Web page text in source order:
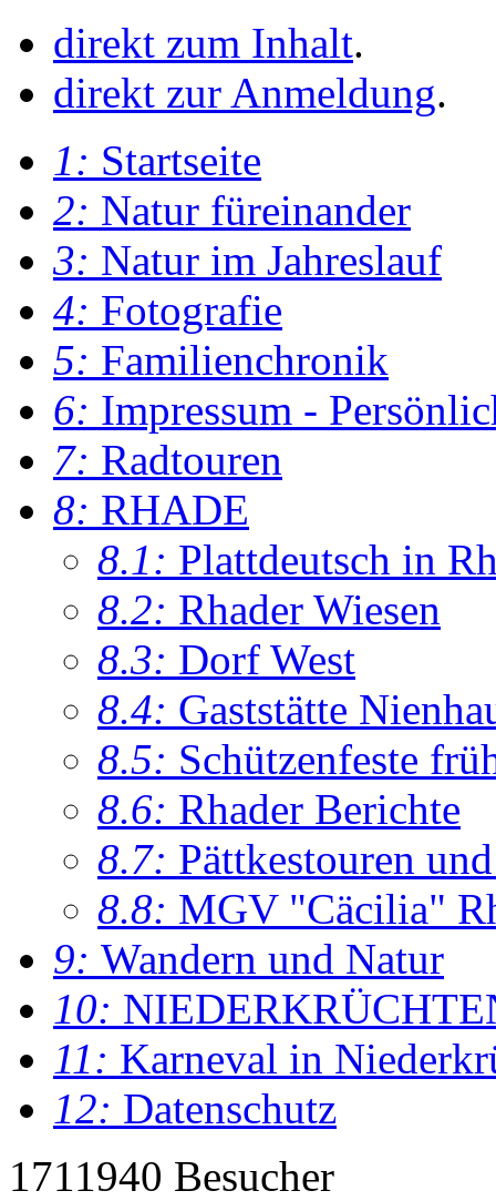
direkt zum Inhalt.
direkt zur Anmeldung.
1: Startseite
2: Natur füreinander
3: Natur im Jahreslauf
4: Fotografie
5: Familienchronik
6: Impressum -
7: Radtouren
8: RHADE
8.1: Plattdeutsch in
8.2: Rhader Wiesen
8.3: Dorf West
8.4: Gaststätte
8.5: Schützenfeste
8.6: Rhader Berichte
8.7: Pättkestouren
8.8: MGV "Cäcilia"
9: Wandern und Natur
10:
11: Karneval in
12: Datenschutz
1711940 Besucher